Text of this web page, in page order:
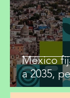
México
a 2035,